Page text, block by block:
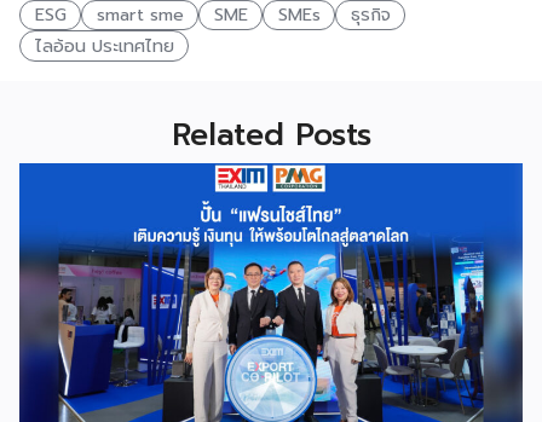
ESG smart sme SME SMEs
ธุรกิจ
ไลอ้อน ประเทศไทย
Related Posts